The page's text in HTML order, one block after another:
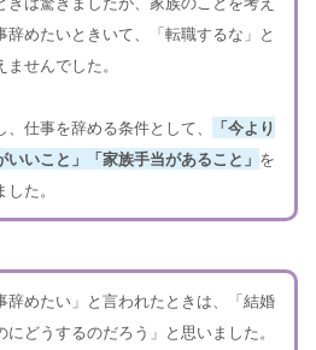
辞めたいときいて、「転職するな」と
ませんでした。
、仕事を辞める条件として、
「今より
いいこと」「家族手当があること」 を
た。
辞めたい」と言われたときは、「結婚
にどうするのだろう」と思いました。